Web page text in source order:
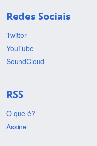
Redes Sociais
Twitter
YouTube
SoundCloud
RSS
O que é?
Assine